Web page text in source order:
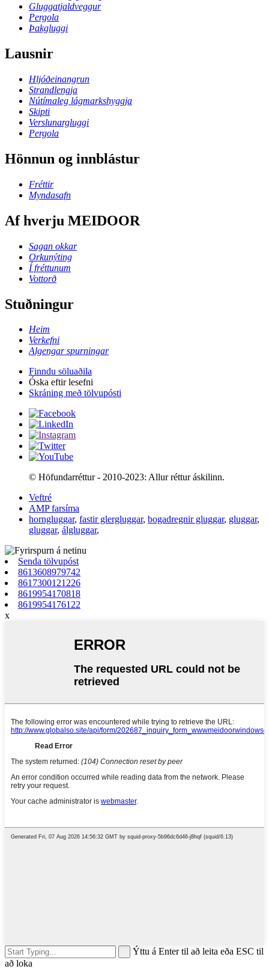
Gluggatjaldveggur
Pergola
Þakgluggi
Lausnir
Hljóðeinangrun
Strandlengja
Nútímaleg lágmarkshyggja
Skipti
Verslunargluggi
Pergola
Hönnun og innblástur
Fréttir
Myndasafn
Af hverju MEIDOOR
Sagan okkar
Orkunýting
Í fréttunum
Vottorð
Stuðningur
Heim
Verkefni
Algengar spurningar
Finndu söluaðila
Óska eftir lesefni
Skráning með tölvupósti
© Höfundarréttur - 2010-2023: Allur réttur áskilinn.
Veftré
AMP farsíma
horngluggar, fastir glergluggar, bogadregnir gluggar, gluggar,
gluggar, álgluggar,
Senda tölvupóst
8613608979742
8617300121226
8619954170818
8619954176122
x
Ýttu á Enter til að leita eða ESC til
að loka